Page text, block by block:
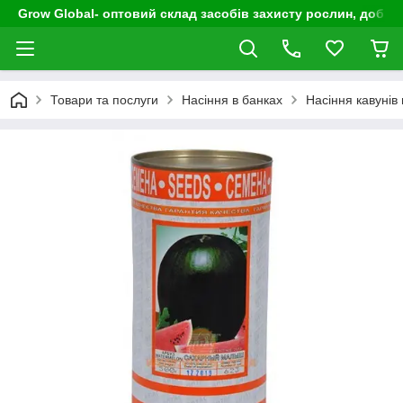
Grow Global- оптовий склад засобів захисту рослин,
Товари та послуги Насіння в банках Насіння кавунів